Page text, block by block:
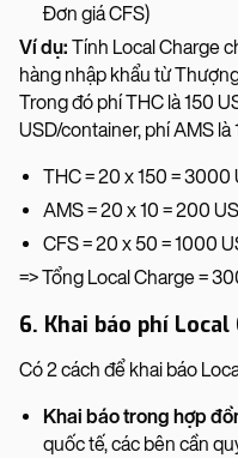
Đơn giá CFS)
Ví dụ: Tính Local Charge
hàng nhập khẩu từ
Trong đó phí THC là 150
USD/container, phí AMS là
THC = 20 x 150 = 3000
AMS = 20 x 10 = 200
CFS = 20 x 50 = 1000
=> Tổng Local Charge =
6. Khai báo phí
Có 2 cách để khai báo
Khai báo trong hợp
quốc tế, các bên cần